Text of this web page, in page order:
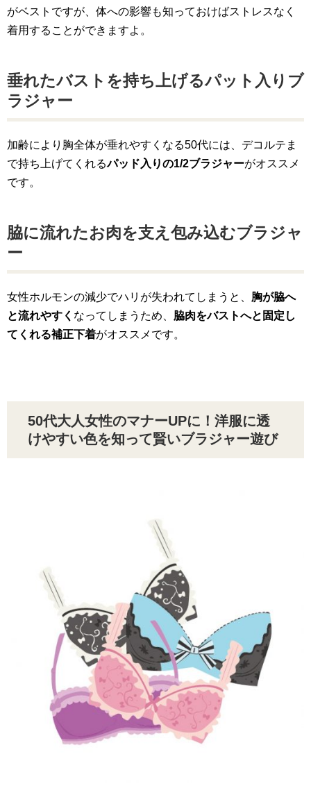
がベストですが、体への影響も知っておけばストレスなく
着用することができますよ。
垂れたバストを持ち上げるパット入りブ
ラジャー
加齢により胸全体が垂れやすくなる50代には、デコルテま
で持ち上げてくれるパッド入りの1/2ブラジャーがオススメ
です。
脇に流れたお肉を支え包み込むブラジャ
ー
女性ホルモンの減少でハリが失われてしまうと、 胸が脇へ
と流れやすく なってしまうため、 脇肉をバストへと固定し
てくれる補正下着がオススメです。
50代大人女性のマナーUPに！洋服に透
けやすい色を知って賢いブラジャー遊び